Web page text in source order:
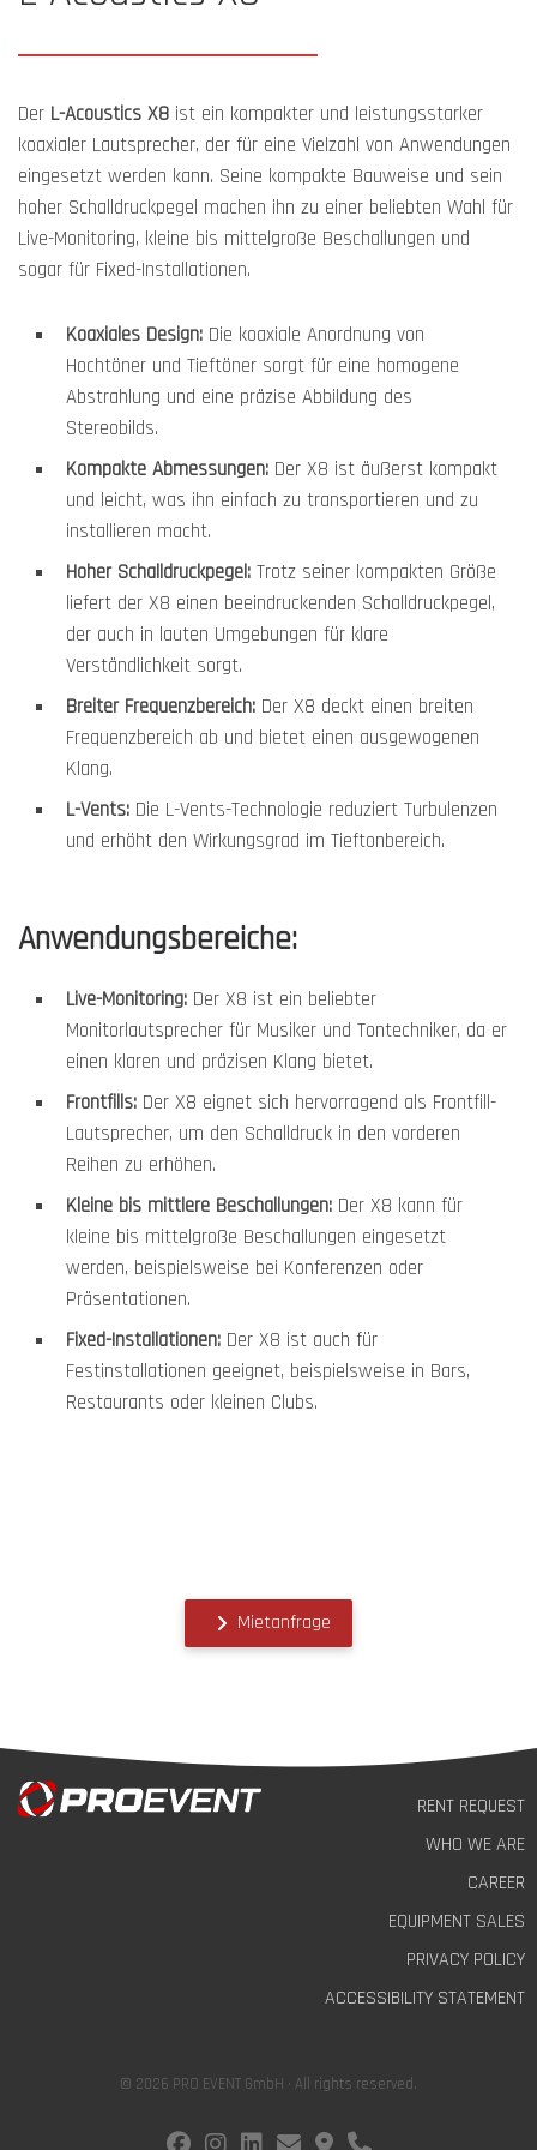
Der L-Acoustics X8 ist ein kompakter und leistungsstarker
koaxialer Lautsprecher, der für eine Vielzahl von Anwendungen
eingesetzt werden kann. Seine kompakte Bauweise und sein
hoher Schalldruckpegel machen ihn zu einer beliebten Wahl für
Live-Monitoring, kleine bis mittelgroße Beschallungen und
sogar für Fixed-Installationen.
Koaxiales Design: Die koaxiale Anordnung von
Hochtöner und Tieftöner sorgt für eine homogene
Abstrahlung und eine präzise Abbildung des
Stereobilds.
Kompakte Abmessungen: Der X8 ist äußerst kompakt
und leicht, was ihn einfach zu transportieren und zu
installieren macht.
Hoher Schalldruckpegel: Trotz seiner kompakten Größe
liefert der X8 einen beeindruckenden Schalldruckpegel,
der auch in lauten Umgebungen für klare
Verständlichkeit sorgt.
Breiter Frequenzbereich: Der X8 deckt einen breiten
Frequenzbereich ab und bietet einen ausgewogenen
Klang.
L-Vents: Die L-Vents-Technologie reduziert Turbulenzen
und erhöht den Wirkungsgrad im Tieftonbereich.
Anwendungsbereiche:
Live-Monitoring: Der X8 ist ein beliebter
Monitorlautsprecher für Musiker und Tontechniker, da er
einen klaren und präzisen Klang bietet.
Frontfills: Der X8 eignet sich hervorragend als Frontfill-
Lautsprecher, um den Schalldruck in den vorderen
Reihen zu erhöhen.
Kleine bis mittlere Beschallungen: Der X8 kann für
kleine bis mittelgroße Beschallungen eingesetzt
werden, beispielsweise bei Konferenzen oder
Präsentationen.
Fixed-Installationen: Der X8 ist auch für
Festinstallationen geeignet, beispielsweise in Bars,
Restaurants oder kleinen Clubs.
Mietanfrage
RENT REQUEST
WHO WE ARE
CAREER
EQUIPMENT SALES
PRIVACY POLICY
ACCESSIBILITY STATEMENT
© 2026 PRO EVENT GmbH · All rights reserved.
fab fa-facebook
fab fa-instagram
fab fa-linkedin
fas fa-envelope
fas fa-map-marker-alt